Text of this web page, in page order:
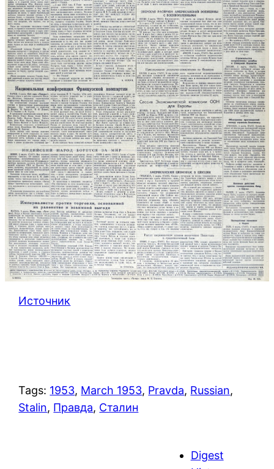
Источник
Tags: 1953, March 1953, Pravda, Russian
Stalin, Правда, Сталин
Digest